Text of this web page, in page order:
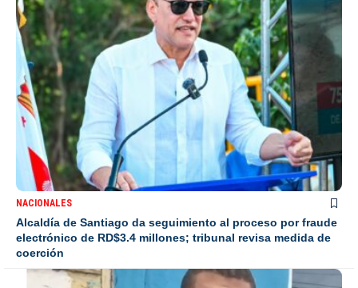
NACIONALES
Alcaldía de Santiago da seguimiento al proceso por fraude
electrónico de RD$3.4 millones; tribunal revisa medida de
coerción